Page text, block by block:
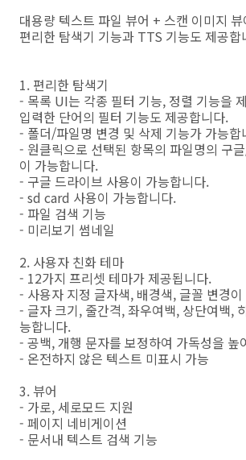
대용량 텍스트 파일 뷰어 + 스캔 이미지
편리한 탐색기 기능과 TTS 기능도 제공합
1. 편리한 탐색기
- 목록 UI는 각종 필터 기능, 정렬 기능을
입력한 단어의 필터 기능도 제공합니다.
- 폴더/파일명 변경 및 삭제 기능가 가능합
- 원클릭으로 선택된 항목의 파일명의 구
이 가능합니다.
- 구글 드라이브 사용이 가능합니다.
- sd card 사용이 가능합니다.
- 파일 검색 기능
- 미리보기 썸네일
2. 사용자 친화 테마
- 12가지 프리셋 테마가 제공됩니다.
- 사용자 지정 글자색, 배경색, 글꼴 변경
- 글자 크기, 줄간격, 좌우여백, 상단여백,
능합니다.
- 공백, 개행 문자를 보정하여 가독성을 높
- 온전하지 않은 텍스트 미표시 가능
3. 뷰어
- 가로, 세로모드 지원
- 페이지 네비게이션
- 문서내 텍스트 검색 기능